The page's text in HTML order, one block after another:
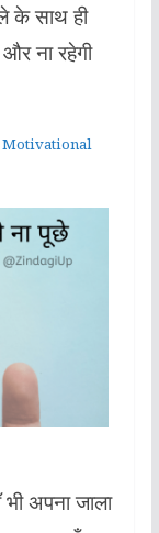
के साथ ही
ना रहेगी
Motivational
अपना जाला